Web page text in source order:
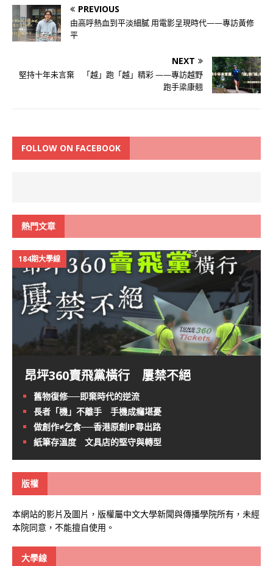
PREVIOUS
由高呼熱血到平淡細膩 用電影呈現時代——專訪黃修
平
NEXT
堅持十年未言棄 「越」跑「越」精彩 ——專訪越野
跑手梁康翹
FOLLOW ON FACEBOOK
熱門文章
184期大學線
昂坪360賣飛黨橫行 屢禁不絕
舊物復修──即棄時代的逆流
長者「機」不離手 手機成癮堪憂
做創作≠乞食──香港原創IP尋出路
紙筆存溫度 文具店的堅守與轉型
版權
本網站的影片及圖片，版權屬中文大學新聞與傳播學院所有，未經
本院同意，不能擅自使用。
大學線